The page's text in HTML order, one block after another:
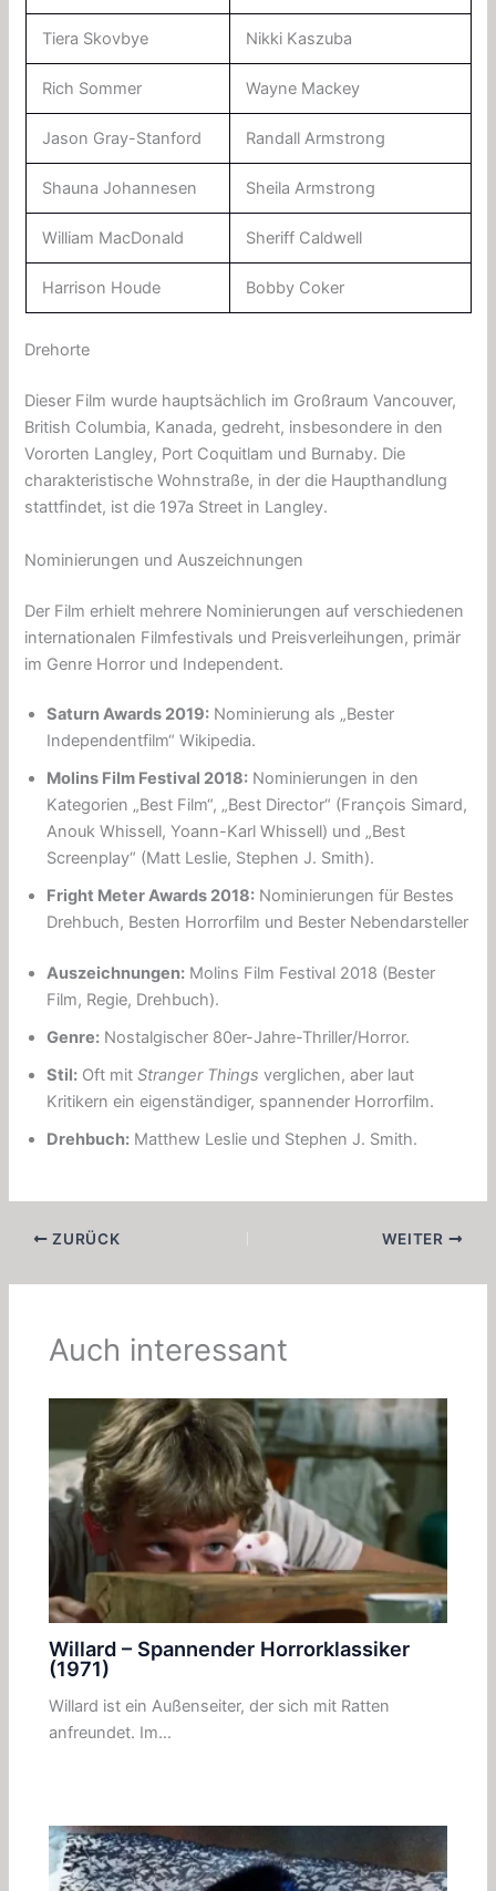
Tiera Skovbye Nikki Kaszuba
Rich Sommer Wayne Mackey
Jason Gray-Stanford Randall Armstrong
Shauna Johannesen Sheila Armstrong
William MacDonald Sheriff Caldwell
Harrison Houde Bobby Coker
Drehorte
Dieser Film wurde hauptsächlich im Großraum Vancouver,
British Columbia, Kanada, gedreht, insbesondere in den
Vororten Langley, Port Coquitlam und Burnaby. Die
charakteristische Wohnstraße, in der die Haupthandlung
stattfindet, ist die 197a Street in Langley.
Nominierungen und Auszeichnungen
Der Film erhielt mehrere Nominierungen auf verschiedenen
internationalen Filmfestivals und Preisverleihungen, primär
im Genre Horror und Independent.
Saturn Awards 2019: Nominierung als „Bester
Independentfilm“ Wikipedia.
Molins Film Festival 2018: Nominierungen in den
Kategorien „Best Film“, „Best Director“ (François Simard,
Anouk Whissell, Yoann-Karl Whissell) und „Best
Screenplay“ (Matt Leslie, Stephen J. Smith).
Fright Meter Awards 2018: Nominierungen für Bestes
Drehbuch, Besten Horrorfilm und Bester Nebendarsteller
Auszeichnungen: Molins Film Festival 2018 (Bester
Film, Regie, Drehbuch).
Genre: Nostalgischer 80er-Jahre-Thriller/Horror.
Stil: Oft mitStranger Things verglichen, aber laut
Kritikern ein eigenständiger, spannender Horrorfilm.
Drehbuch: Matthew Leslie und Stephen J. Smith.
ZURÜCK WEITER
Auch interessant
Willard – Spannender Horrorklassiker
(1971)
Willard ist ein Außenseiter, der sich mit Ratten
anfreundet. Im…